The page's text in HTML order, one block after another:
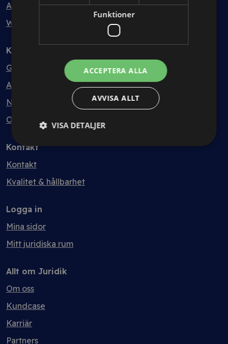
Abonnemang
Webbinarium
Kunskapsbank
Guider
Avtalsmallar
Nyheter
Ordlista
Kontakt
Kontakt
Kvalitet & hållbarhet
Logga in
Mina sidor
Mitt juridiska rum
Allt om Juridik
Om oss
Kundcase
Karriär
Partners
Funktioner
ACCEPTERA ALLA
AVVISA ALLT
VISA DETALJER